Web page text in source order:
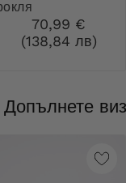
70,99 €
(138,84 лв)
Допълнете